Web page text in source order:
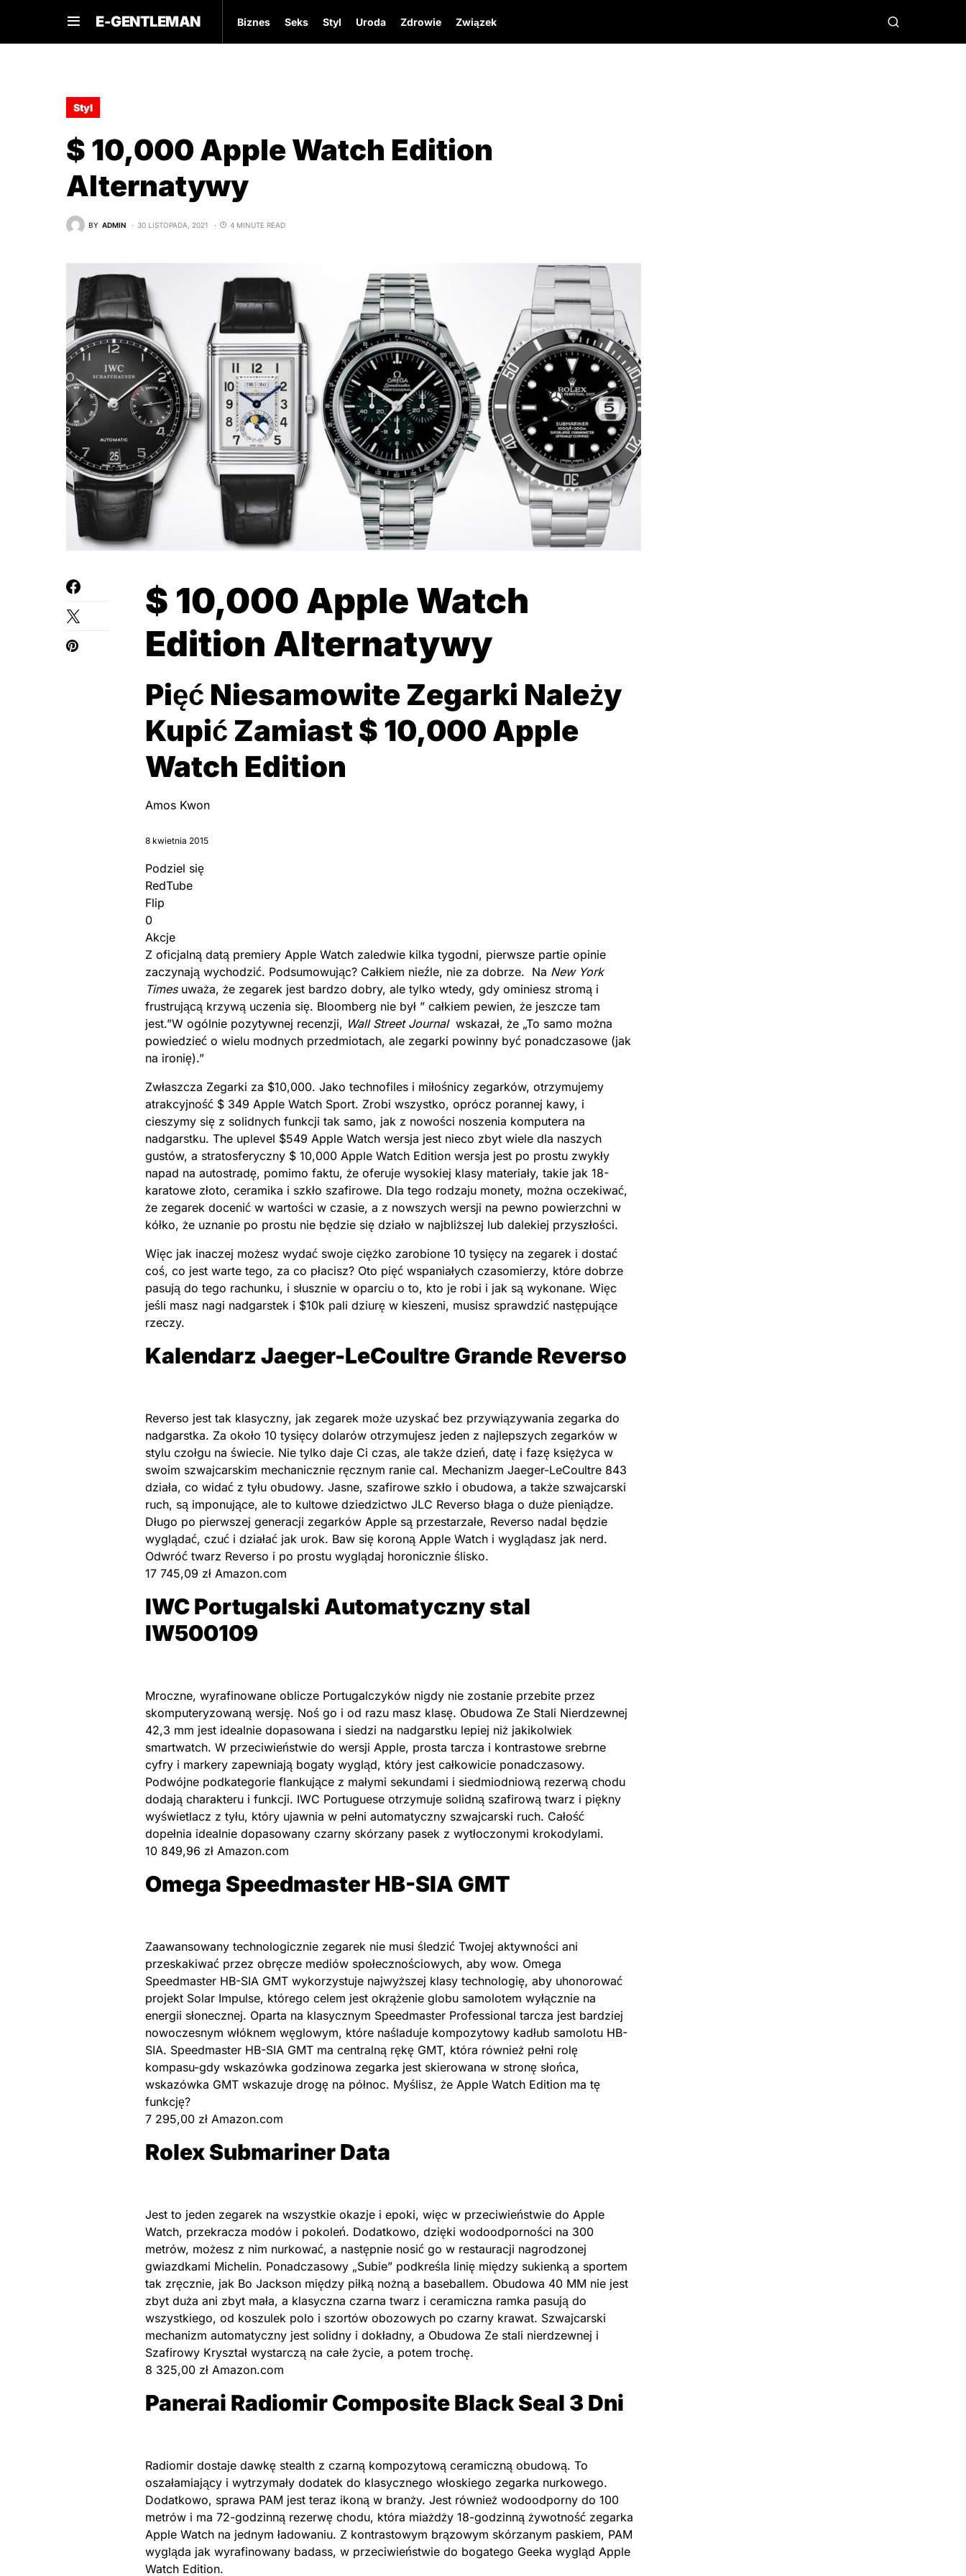
E-GENTLEMAN Biznes Seks Styl Uroda Zdrowie Związek
Styl
$ 10,000 Apple Watch Edition
Alternatywy
BY ADMIN 30 LISTOPADA, 2021 4 MINUTE READ
$ 10,000 Apple Watch
Edition Alternatywy
Pięć Niesamowite Zegarki Należy
Kupić Zamiast $ 10,000 Apple
Watch Edition
Amos Kwon
8 kwietnia 2015
Podziel się
RedTube
Flip
0
Akcje
Z oficjalną datą premiery Apple Watch zaledwie kilka tygodni, pierwsze partie opinie
zaczynają wychodzić. Podsumowując? Całkiem nieźle, nie za dobrze. Na New York
Times uważa, że zegarek jest bardzo dobry, ale tylko wtedy, gdy ominiesz stromą i
frustrującą krzywą uczenia się. Bloomberg nie był ” całkiem pewien, że jeszcze tam
jest.”W ogólnie pozytywnej recenzji, Wall Street Journal wskazał, że „To samo można
powiedzieć o wielu modnych przedmiotach, ale zegarki powinny być ponadczasowe (jak
na ironię).”
Zwłaszcza Zegarki za $10,000. Jako technofiles i miłośnicy zegarków, otrzymujemy
atrakcyjność $ 349 Apple Watch Sport. Zrobi wszystko, oprócz porannej kawy, i
cieszymy się z solidnych funkcji tak samo, jak z nowości noszenia komputera na
nadgarstku. The uplevel $549 Apple Watch wersja jest nieco zbyt wiele dla naszych
gustów, a stratosferyczny $ 10,000 Apple Watch Edition wersja jest po prostu zwykły
napad na autostradę, pomimo faktu, że oferuje wysokiej klasy materiały, takie jak 18-
karatowe złoto, ceramika i szkło szafirowe. Dla tego rodzaju monety, można oczekiwać,
że zegarek docenić w wartości w czasie, a z nowszych wersji na pewno powierzchni w
kółko, że uznanie po prostu nie będzie się działo w najbliższej lub dalekiej przyszłości.
Więc jak inaczej możesz wydać swoje ciężko zarobione 10 tysięcy na zegarek i dostać
coś, co jest warte tego, za co płacisz? Oto pięć wspaniałych czasomierzy, które dobrze
pasują do tego rachunku, i słusznie w oparciu o to, kto je robi i jak są wykonane. Więc
jeśli masz nagi nadgarstek i $10k pali dziurę w kieszeni, musisz sprawdzić następujące
rzeczy.
Kalendarz Jaeger-LeCoultre Grande Reverso
Reverso jest tak klasyczny, jak zegarek może uzyskać bez przywiązywania zegarka do
nadgarstka. Za około 10 tysięcy dolarów otrzymujesz jeden z najlepszych zegarków w
stylu czołgu na świecie. Nie tylko daje Ci czas, ale także dzień, datę i fazę księżyca w
swoim szwajcarskim mechanicznie ręcznym ranie cal. Mechanizm Jaeger-LeCoultre 843
działa, co widać z tyłu obudowy. Jasne, szafirowe szkło i obudowa, a także szwajcarski
ruch, są imponujące, ale to kultowe dziedzictwo JLC Reverso błaga o duże pieniądze.
Długo po pierwszej generacji zegarków Apple są przestarzałe, Reverso nadal będzie
wyglądać, czuć i działać jak urok. Baw się koroną Apple Watch i wyglądasz jak nerd.
Odwróć twarz Reverso i po prostu wyglądaj horonicznie ślisko.
17 745,09 zł Amazon.com
IWC Portugalski Automatyczny stal
IW500109
Mroczne, wyrafinowane oblicze Portugalczyków nigdy nie zostanie przebite przez
skomputeryzowaną wersję. Noś go i od razu masz klasę. Obudowa Ze Stali Nierdzewnej
42,3 mm jest idealnie dopasowana i siedzi na nadgarstku lepiej niż jakikolwiek
smartwatch. W przeciwieństwie do wersji Apple, prosta tarcza i kontrastowe srebrne
cyfry i markery zapewniają bogaty wygląd, który jest całkowicie ponadczasowy.
Podwójne podkategorie flankujące z małymi sekundami i siedmiodniową rezerwą chodu
dodają charakteru i funkcji. IWC Portuguese otrzymuje solidną szafirową twarz i piękny
wyświetlacz z tyłu, który ujawnia w pełni automatyczny szwajcarski ruch. Całość
dopełnia idealnie dopasowany czarny skórzany pasek z wytłoczonymi krokodylami.
10 849,96 zł Amazon.com
Omega Speedmaster HB-SIA GMT
Zaawansowany technologicznie zegarek nie musi śledzić Twojej aktywności ani
przeskakiwać przez obręcze mediów społecznościowych, aby wow. Omega
Speedmaster HB-SIA GMT wykorzystuje najwyższej klasy technologię, aby uhonorować
projekt Solar Impulse, którego celem jest okrążenie globu samolotem wyłącznie na
energii słonecznej. Oparta na klasycznym Speedmaster Professional tarcza jest bardziej
nowoczesnym włóknem węglowym, które naśladuje kompozytowy kadłub samolotu HB-
SIA. Speedmaster HB-SIA GMT ma centralną rękę GMT, która również pełni rolę
kompasu-gdy wskazówka godzinowa zegarka jest skierowana w stronę słońca,
wskazówka GMT wskazuje drogę na północ. Myślisz, że Apple Watch Edition ma tę
funkcję?
7 295,00 zł Amazon.com
Rolex Submariner Data
Jest to jeden zegarek na wszystkie okazje i epoki, więc w przeciwieństwie do Apple
Watch, przekracza modów i pokoleń. Dodatkowo, dzięki wodoodporności na 300
metrów, możesz z nim nurkować, a następnie nosić go w restauracji nagrodzonej
gwiazdkami Michelin. Ponadczasowy „Subie” podkreśla linię między sukienką a sportem
tak zręcznie, jak Bo Jackson między piłką nożną a baseballem. Obudowa 40 MM nie jest
zbyt duża ani zbyt mała, a klasyczna czarna twarz i ceramiczna ramka pasują do
wszystkiego, od koszulek polo i szortów obozowych po czarny krawat. Szwajcarski
mechanizm automatyczny jest solidny i dokładny, a Obudowa Ze stali nierdzewnej i
Szafirowy Kryształ wystarczą na całe życie, a potem trochę.
8 325,00 zł Amazon.com
Panerai Radiomir Composite Black Seal 3 Dni
Radiomir dostaje dawkę stealth z czarną kompozytową ceramiczną obudową. To
oszałamiający i wytrzymały dodatek do klasycznego włoskiego zegarka nurkowego.
Dodatkowo, sprawa PAM jest teraz ikoną w branży. Jest również wodoodporny do 100
metrów i ma 72-godzinną rezerwę chodu, która miażdży 18-godzinną żywotność zegarka
Apple Watch na jednym ładowaniu. Z kontrastowym brązowym skórzanym paskiem, PAM
wygląda jak wyrafinowany badass, w przeciwieństwie do bogatego Geeka wygląd Apple
Watch Edition.